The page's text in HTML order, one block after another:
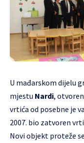
U mađarskom dijelu
mjestu Nardi,
vrtića od posebne je
2007. bio zatvoren
Novi objekt proteže se